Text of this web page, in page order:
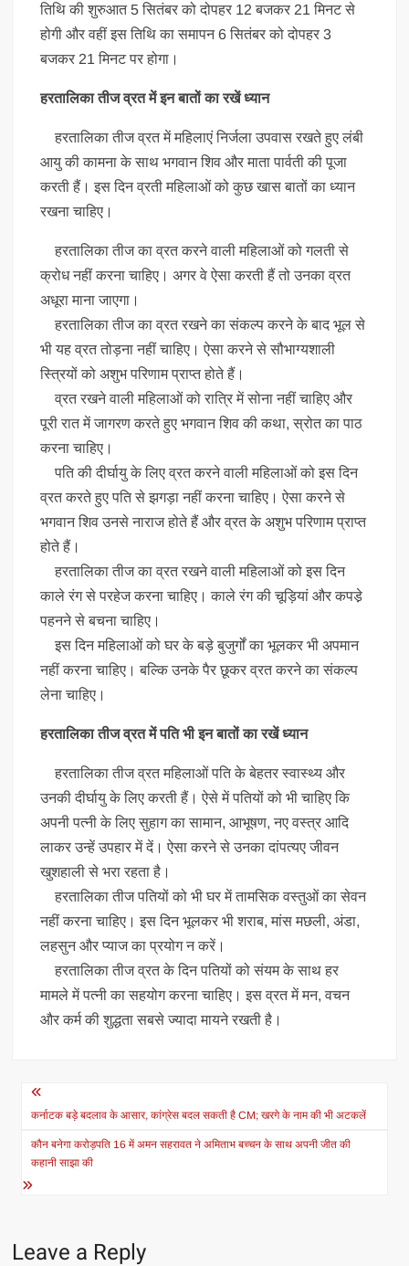
तिथि की शुरुआत 5 सितंबर को दोपहर 12 बजकर 21 मिनट से
होगी और वहीं इस तिथि का समापन 6 सितंबर को दोपहर 3
बजकर 21 मिनट पर होगा।
हरतालिका तीज व्र‍त में इन बातों का रखें ध्‍यान
हरतालिका तीज व्र‍त में महिलाएं निर्जला उपवास रखते हुए लंबी
आयु की कामना के साथ भगवान शिव और माता पार्वती की पूजा
करती हैं। इस दिन व्रती महिलाओं को कुछ खास बातों का ध्‍यान
रखना चाहिए।
हरतालिका तीज का व्रत करने वाली महिलाओं को गलती से
क्रोध नहीं करना चाहिए। अगर वे ऐसा करती हैं तो उनका व्रत
अधूरा माना जाएगा।
हरतालिका तीज का व्रत रखने का संकल्‍प करने के बाद भूल से
भी यह व्रत तोड़ना नहीं चाहिए। ऐसा करने से सौभाग्‍यशाली
स्त्रियों को अशुभ परिणाम प्राप्‍त होते हैं।
व्रत रखने वाली महिलाओं को रात्रि में सोना नहीं चाहिए और
पूरी रात में जागरण करते हुए भगवान शिव की कथा, स्रोत का पाठ
करना चाहिए।
पति की दीर्घायु के लिए व्रत करने वाली महिलाओं को इस दिन
व्रत करते हुए पति से झगड़ा नहीं करना चाहिए। ऐसा करने से
भगवान शिव उनसे नाराज होते हैं और व्रत के अशुभ परिणाम प्राप्‍त
होते हैं।
हरतालिका तीज का व्रत रखने वाली महिलाओं को इस दिन
काले रंग से परहेज करना चाहिए। काले रंग की चूड़ि‍यां और कपडे़
पहनने से बचना चाहिए।
इस दिन महिलाओं को घर के बड़े बुजुर्गों का भूलकर भी अपमान
नहीं करना चाहिए। बल्कि उनके पैर छूकर व्रत करने का संकल्‍प
लेना चाहिए।
हरतालिका तीज व्र‍त में पति भी इन बातों का रखें ध्‍यान
हरतालिका तीज व्र‍त महिलाओं पति के बेहतर स्‍वास्‍थ्‍य और
उनकी दीर्घायु के लिए करती हैं। ऐसे में पतियों को भी चाहिए कि
अपनी पत्‍नी के लिए सुहाग का सामान, आभूषण, नए वस्‍त्र आदि
लाकर उन्‍हें उपहार में दें। ऐसा करने से उनका दांपत्‍यए जीवन
खुशहाली से भरा रहता है।
हरतालिका तीज पतियों को भी घर में तामसिक वस्‍तुओं का सेवन
नहीं करना चाहिए। इस दिन भूलकर भी शराब, मांस मछली, अंडा,
लहसुन और प्‍याज का प्रयोग न करें।
हरतालिका तीज व्रत के दिन पतियों को संयम के साथ हर
मामले में पत्‍नी का सहयोग करना चाहिए। इस व्रत में मन, वचन
और कर्म की शुद्धता सबसे ज्‍यादा मायने रखती है।
Post
navigation
कर्नाटक बड़े बदलाव के आसार, कांग्रेस बदल सकती है CM; खरगे के नाम की भी अटकलें
कौन बनेगा करोड़पति 16 में अमन सहरावत ने अमिताभ बच्चन के साथ अपनी जीत की
कहानी साझा की
Leave a Reply